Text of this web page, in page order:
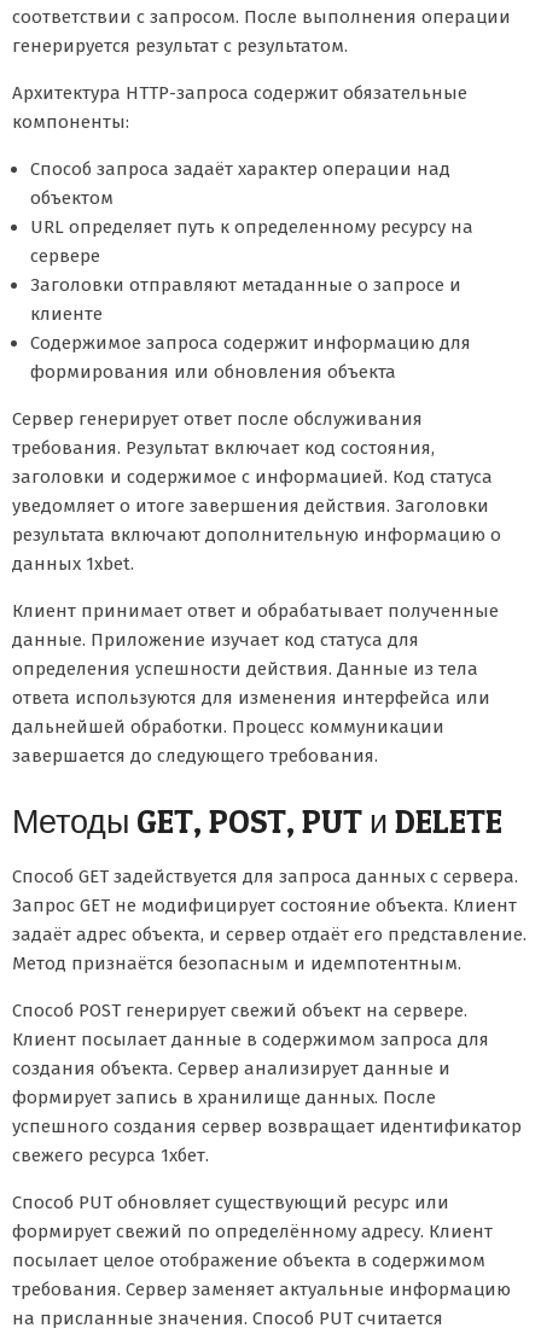
соответствии с запросом. После выполнения операции
генерируется результат с результатом.
Архитектура HTTP-запроса содержит обязательные
компоненты:
Способ запроса задаёт характер операции над
объектом
URL определяет путь к определенному ресурсу на
сервере
Заголовки отправляют метаданные о запросе и
клиенте
Содержимое запроса содержит информацию для
формирования или обновления объекта
Сервер генерирует ответ после обслуживания
требования. Результат включает код состояния,
заголовки и содержимое с информацией. Код статуса
уведомляет о итоге завершения действия. Заголовки
результата включают дополнительную информацию о
данных 1xbet.
Клиент принимает ответ и обрабатывает полученные
данные. Приложение изучает код статуса для
определения успешности действия. Данные из тела
ответа используются для изменения интерфейса или
дальнейшей обработки. Процесс коммуникации
завершается до следующего требования.
Методы GET, POST, PUT и DELETE
Способ GET задействуется для запроса данных с сервера.
Запрос GET не модифицирует состояние объекта. Клиент
задаёт адрес объекта, и сервер отдаёт его представление.
Метод признаётся безопасным и идемпотентным.
Способ POST генерирует свежий объект на сервере.
Клиент посылает данные в содержимом запроса для
создания объекта. Сервер анализирует данные и
формирует запись в хранилище данных. После
успешного создания сервер возвращает идентификатор
свежего ресурса 1хбет.
Способ PUT обновляет существующий ресурс или
формирует свежий по определённому адресу. Клиент
посылает целое отображение объекта в содержимом
требования. Сервер заменяет актуальные информацию
на присланные значения. Способ PUT считается